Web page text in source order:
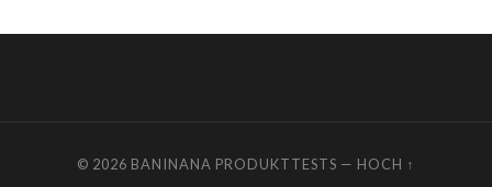
© 2026 BANINANA PRODUKTTESTS — HOCH ↑